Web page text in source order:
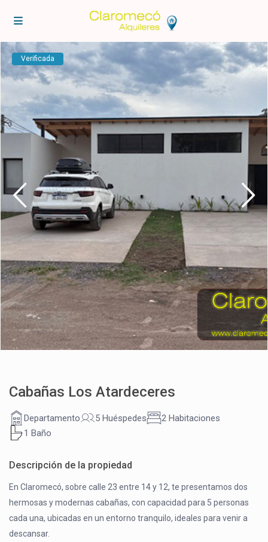
Verificada
Cabañas Los Atardeceres
Departamento 5 Huéspedes
2 Habitaciones
1 Baño
Descripción de la propiedad
En Claromecó, sobre calle 23 entre 14 y 12, te presentamos dos
hermosas y modernas cabañas, con capacidad para 5 personas
cada una, ubicadas en un entorno tranquilo, ideales para venir a
descansar.